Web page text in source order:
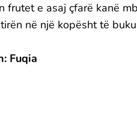
frutet e asaj çfarë kanë
në një kopësht të
Fuqia